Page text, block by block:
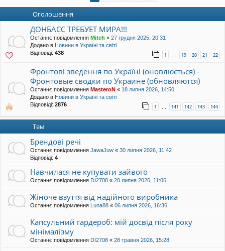
уп
Оголошення
ДОНБАСС ТРЕБУЕТ МИРА!!!
Останнє повідомлення Mitch « 27 грудня 2025, 20:31
Додано в Новини в Україні та світі
Відповіді: 438 1 … 19 20 21 22
Фронтові зведення по Україні (оновлюється) -
Фронтовые сводки по Украине (обновляются)
Останнє повідомлення MasteroN « 18 липня 2026, 14:50
Додано в Новини в Україні та світі
Відповіді: 2876 1 … 141 142 143 144
Тем
Брендові речі
Останнє повідомлення JawaJuw « 30 липня 2026, 11:42
Відповіді: 4
Навчилася не купувати зайвого
Останнє повідомлення DI2708 « 20 липня 2026, 11:06
Жіноче взуття від надійного виробника
Останнє повідомлення Luna88 « 06 липня 2026, 16:36
Капсульний гардероб: мій досвід після року
мінімалізму
Останнє повідомлення DI2708 « 28 травня 2026, 15:28